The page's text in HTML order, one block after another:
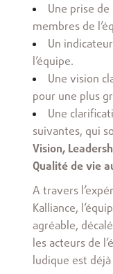
Une prise
membres de
Un
l’équipe.
Une vision
pour une plus
Une
suivantes, qui
Vision,
Qualité de vie
A travers
Kalliance,
agréable,
les acteurs de
ludique est